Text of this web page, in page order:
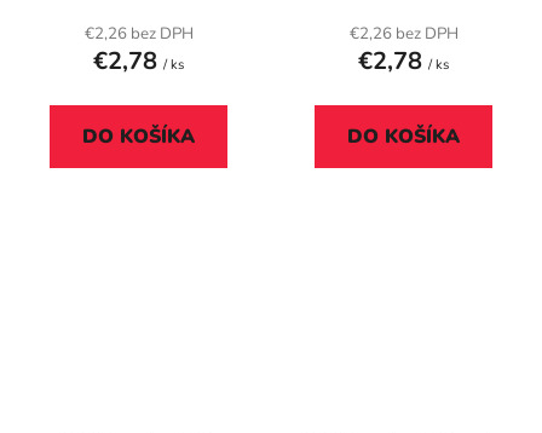
€2,26 bez DPH
€2,78 / ks
DO KOŠÍKA
€2,26 bez DPH
€2,78 / ks
DO KOŠÍKA